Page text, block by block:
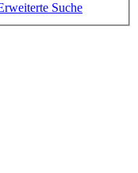
Suche